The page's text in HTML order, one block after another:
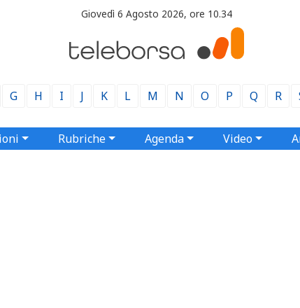
Giovedì 6 Agosto 2026, ore 10.34
G H I J K L M N O P Q R
Rubriche Agenda Video